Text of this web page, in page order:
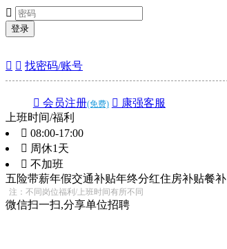

登录
  找密码/账号
 会员注册(免费)  康强客服
上班时间/福利
 08:00-17:00
 周休1天
 不加班
五险带薪年假交通补贴年终分红住房补贴餐补
注：不同岗位福利/上班时间有所不同
微信扫一扫,分享单位招聘